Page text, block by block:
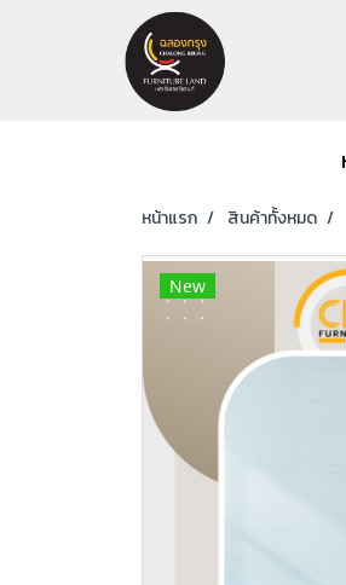
หน้าแรก สินค้าทั้งหมด
New